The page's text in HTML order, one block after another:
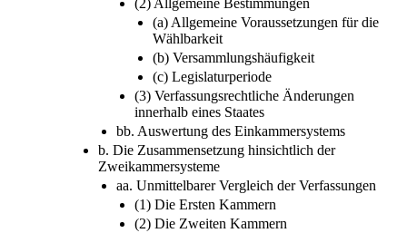
(2) Allgemeine Bestimmungen
(a) Allgemeine Voraussetzungen für die
Wählbarkeit
(b) Versammlungshäufigkeit
(c) Legislaturperiode
(3) Verfassungsrechtliche Änderungen
innerhalb eines Staates
bb. Auswertung des Einkammersystems
b. Die Zusammensetzung hinsichtlich der
Zweikammersysteme
aa. Unmittelbarer Vergleich der Verfassungen
(1) Die Ersten Kammern
(2) Die Zweiten Kammern